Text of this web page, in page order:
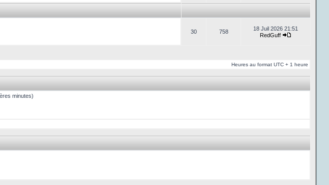
30 758
18 Juil 2026 21:51
RedGuff
Heures au format UTC + 1 heure
minutes)